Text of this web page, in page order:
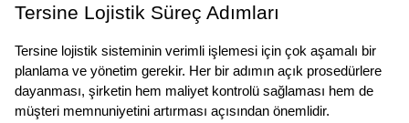
Tersine Lojistik Süreç Adımları
Tersine lojistik sisteminin verimli işlemesi için çok aşamalı bir
planlama ve yönetim gerekir. Her bir adımın açık prosedürlere
dayanması, şirketin hem maliyet kontrolü sağlaması hem de
müşteri memnuniyetini artırması açısından önemlidir.